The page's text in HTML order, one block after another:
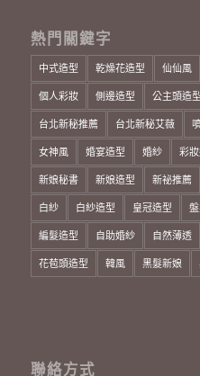
熱門關鍵字
中式造型 乾燥花造型 仙仙風
個人彩妝 側邊造型 公主頭造型
台北新秘推薦 台北新秘艾薇
女神風 婚宴造型 婚紗 彩
新娘秘書 新娘造型 新祕推薦
白紗 白紗造型 皇冠造型
編髮造型 自助婚紗 自然薄透
花苞頭造型 韓風 黑髮新娘
聯絡方式